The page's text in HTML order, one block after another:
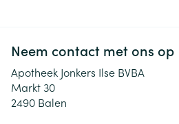
Neem contact met ons op
Apotheek Jonkers Ilse BVBA
Markt 30
2490 Balen